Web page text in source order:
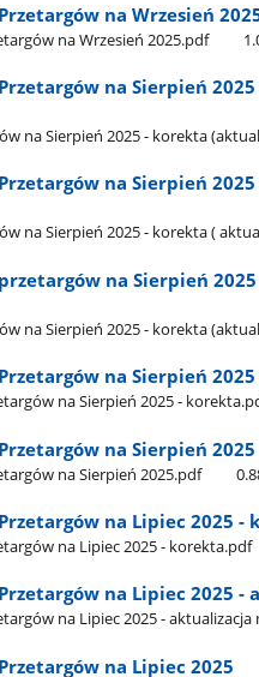
na Wrzesień
na Wrzesień 2025.pdf
na Sierpień
na Sierpień 2025 - korekta
na Sierpień
na Sierpień 2025 - korekta (
na Sierpień
na Sierpień 2025 - korekta
na Sierpień
na Sierpień 2025 -
na Sierpień 2025
na Sierpień 2025.pdf
na Lipiec 2025 -
na Lipiec 2025 - korekta.pdf
na Lipiec 2025 -
na Lipiec 2025 - aktualizacja
na Lipiec 2025